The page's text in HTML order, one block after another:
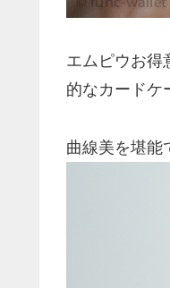
エムピウお得
的なカードケ
曲線美を堪能